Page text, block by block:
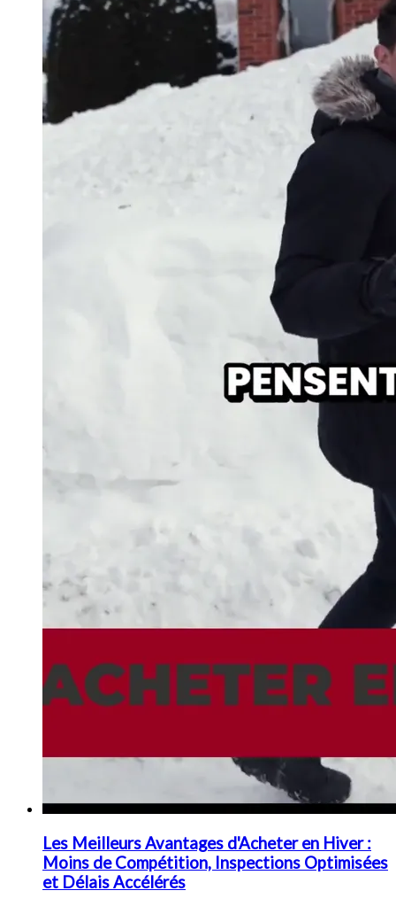
Les Meilleurs Avantages d'Acheter en Hiver :
Moins de Compétition, Inspections Optimisées
et Délais Accélérés